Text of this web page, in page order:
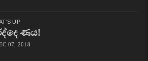
UP
ණය!
07, 2018